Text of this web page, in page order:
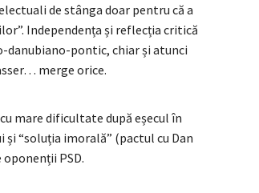
de stânga doar pentru că a
Independența și reflecția critică
danubiano-pontic, chiar și atunci
merge orice.
mare dificultate după eșecul în
“soluția imorală” (pactul cu Dan
oponenții PSD.